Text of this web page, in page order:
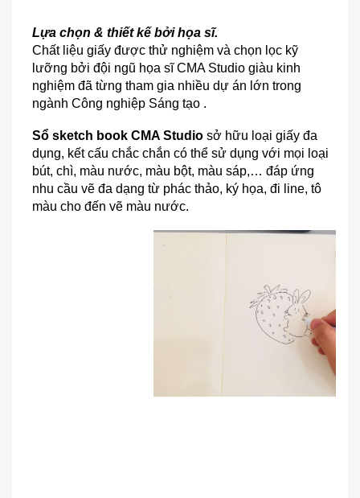
Lựa chọn & thiết kế bởi họa sĩ.
Chất liệu giấy được thử nghiệm và chọn lọc kỹ
lưỡng bởi đội ngũ họa sĩ CMA Studio giàu kinh
nghiệm đã từng tham gia nhiều dự án lớn trong
ngành Công nghiệp Sáng tạo .
Sổ sketch book CMA Studio sở hữu loại giấy đa
dụng, kết cấu chắc chắn có thể sử dụng với mọi loại
bút, chì, màu nước, màu bột, màu sáp,… đáp ứng
nhu cầu vẽ đa dạng từ phác thảo, ký họa, đi line, tô
màu cho đến vẽ màu nước.